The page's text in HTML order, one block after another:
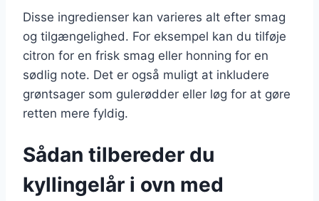
Disse ingredienser kan varieres alt efter smag
og tilgængelighed. For eksempel kan du tilføje
citron for en frisk smag eller honning for en
sødlig note. Det er også muligt at inkludere
grøntsager som gulerødder eller løg for at gøre
retten mere fyldig.
Sådan tilbereder du
kyllingelår i ovn med